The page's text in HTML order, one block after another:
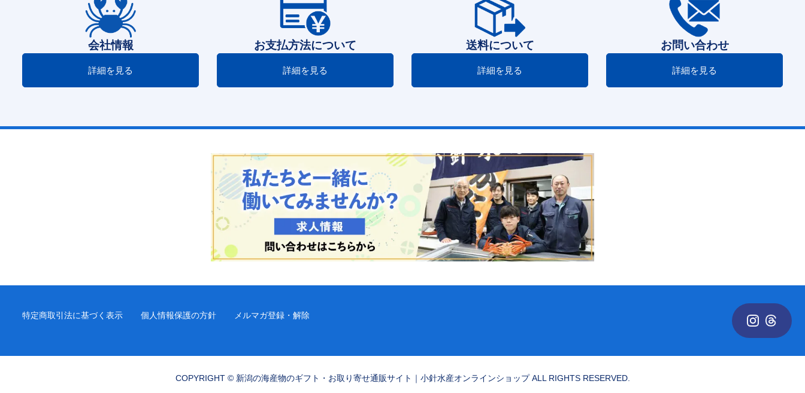
会社情報
詳細を見る
お支払方法について
詳細を見る
送料について
詳細を見る
お問い合わせ
詳細を見る
特定商取引法に基づく表示 個人情報保護の方針 メルマガ登録・解除
COPYRIGHT © 新潟の海産物のギフト・お取り寄せ通販サイト｜小針水産オンラインショップ ALL RIGHTS RESERVED.